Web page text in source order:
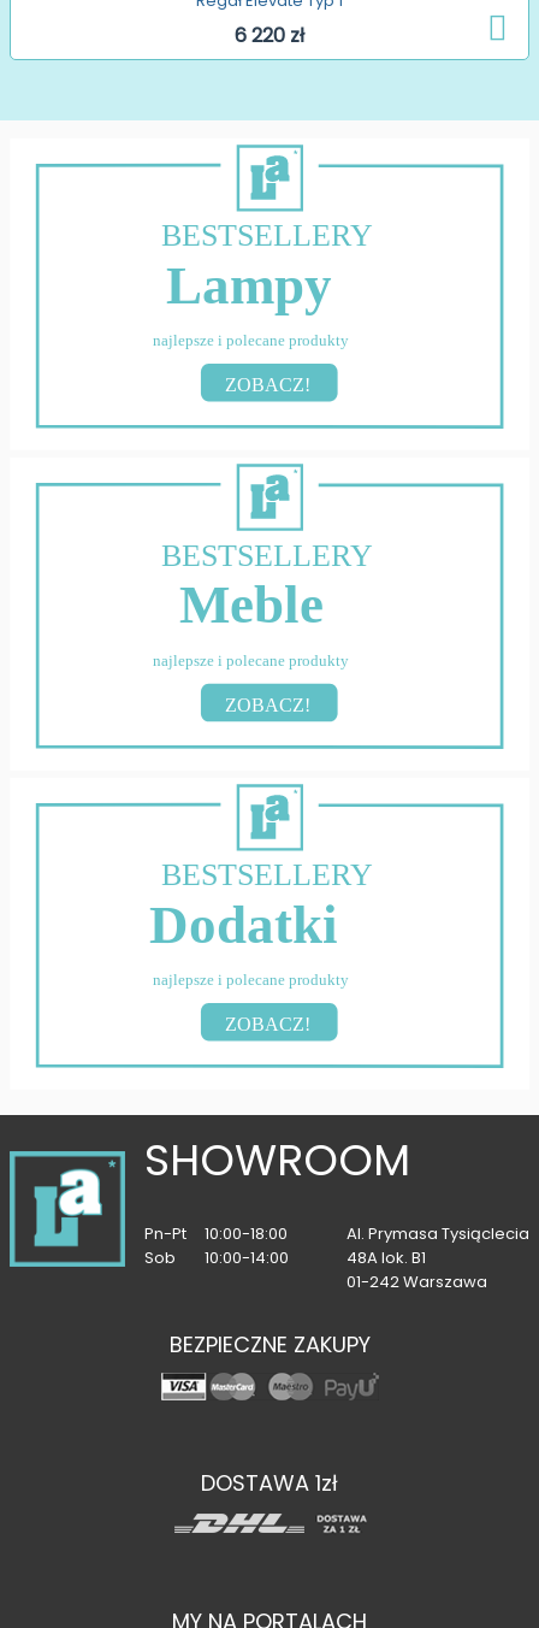
6 220 zł
BESTSELLERY
Lampy
najlepsze i polecane produkty
ZOBACZ!
BESTSELLERY
Meble
najlepsze i polecane produkty
ZOBACZ!
BESTSELLERY
Dodatki
najlepsze i polecane produkty
ZOBACZ!
SHOWROOM
Pn-Pt
10:00-18:00
Sob
10:00-14:00
Al. Prymasa Tysiąclecia
48A lok. B1
01-242 Warszawa
BEZPIECZNE ZAKUPY
DOSTAWA 1zł
MY NA PORTALACH